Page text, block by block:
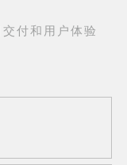
付和用户体验